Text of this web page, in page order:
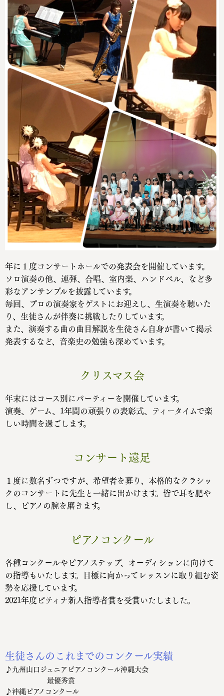
年に１度コンサートホールでの発表会を開催しています。
ソロ演奏の他、連弾、合唱、室内楽、ハンドベル、など多
彩なアンサンブルを披露しています。
毎回、プロの演奏家をゲストにお迎えし、生演奏を聴いた
り、生徒さんが伴奏に挑戦したりしています。
また、演奏する曲の曲目解説を生徒さん自身が書いて掲示
発表するなど、音楽史の勉強も深めています。
クリスマス会
年末にはコース別にパーティーを開催しています。
演奏、ゲーム、1年間の頑張りの表彰式、ティータイムで楽
しい時間を過ごします。
コンサート遠足
１度に数名ずつですが、希望者を募り、本格的なクラシッ
クのコンサートに先生と一緒に出かけます。皆で耳を肥や
し、ピアノの腕を磨きます。
ピアノコンクール
各種コンクールやピアノステップ、オーディションに向けて
の指導もいたします。目標に向かってレッスンに取り組む姿
勢を応援しています。
2021年度ピティナ新人指導者賞を受賞いたしました。
生徒さんのこれまでのコンクール実績
♪九州山口ジュニアピアノコンクール沖縄大会
最優秀賞
♪沖縄ピアノコンクール